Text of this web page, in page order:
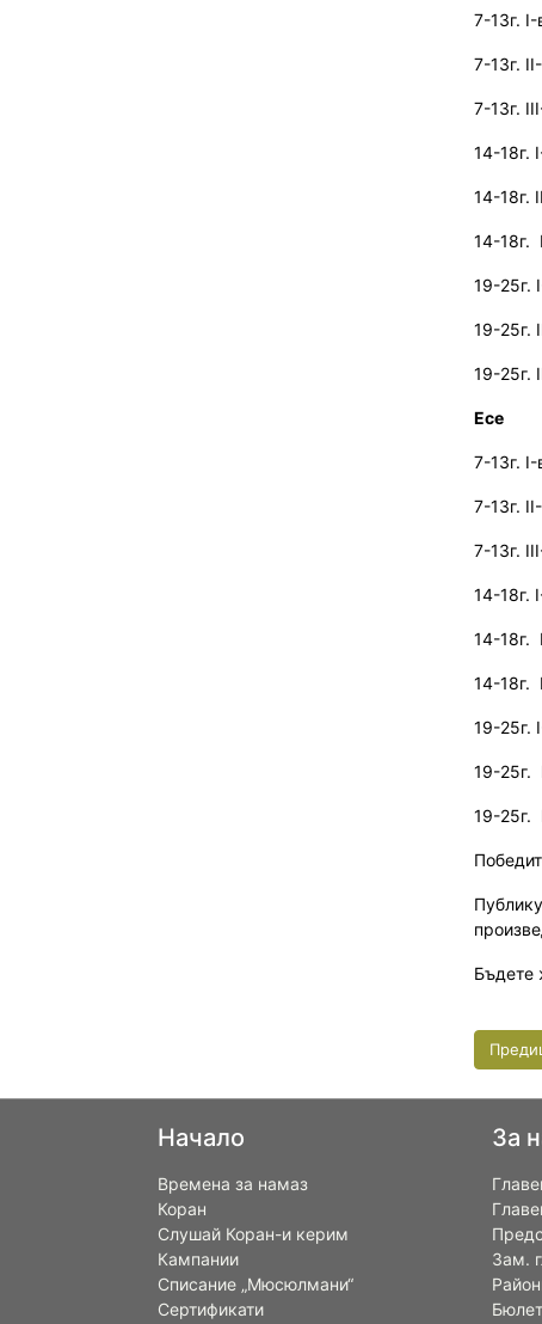
7-13г. I-
7-13г.
7-13г.
14-18г.
14-18г.
14-18г.
19-25г.
19-25г.
19-25г.
Есе
7-13г. I-
7-13г.
7-13г.
14-18г.
14-18г.
14-18г.
19-25г.
19-25г.
19-25г.
Бъдете
Начало
Времена за намаз
Коран
Слушай Коран-и керим
Кампании
Списание „Мюсюлмани“
Сертификати
За
Зам.